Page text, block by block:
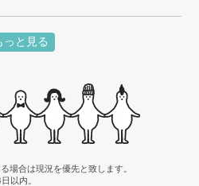
っと見る
場合は現況を優先と致します。
以内。